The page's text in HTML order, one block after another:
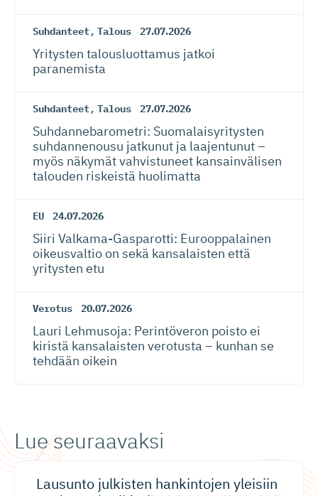
Suhdanteet, Talous 27.07.2026
Yritysten talousluottamus jatkoi
paranemista
Suhdanteet, Talous 27.07.2026
Suhdanneba­ro­metri: Suomalaisy­ri­tysten
suhdannenousu jatkunut ja laajentunut –
myös näkymät vahvistuneet kansainvälisen
talouden riskeistä huolimatta
EU 24.07.2026
Siiri Valkama-Gas­pa­rotti: Eurooppalainen
oikeusvaltio on sekä kansalaisten että
yritysten etu
Verotus 20.07.2026
Lauri Lehmusoja: Perintöveron poisto ei
kiristä kansalaisten verotusta – kunhan se
tehdään oikein
Lue seuraavaksi
Lausunto julkisten hankintojen yleisiin